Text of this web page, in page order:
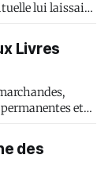
lui laissait
cicatrice
Livres
et
pourtant le
des